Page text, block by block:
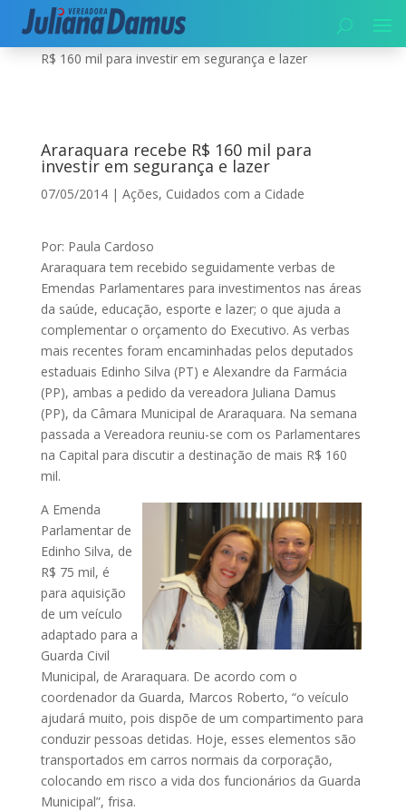
Início|Cuidados com a Cidade
Araraquara recebe
R$ 160 mil para investir em segurança e lazer
Araraquara recebe R$ 160 mil para
investir em segurança e lazer
07/05/2014| Ações, Cuidados com a Cidade
Por: Paula Cardoso
Araraquara tem recebido seguidamente verbas de
Emendas Parlamentares para investimentos nas áreas
da saúde, educação, esporte e lazer; o que ajuda a
complementar o orçamento do Executivo. As verbas
mais recentes foram encaminhadas pelos deputados
estaduais Edinho Silva (PT) e Alexandre da Farmácia
(PP), ambas a pedido da vereadora Juliana Damus
(PP), da Câmara Municipal de Araraquara. Na semana
passada a Vereadora reuniu-se com os Parlamentares
na Capital para discutir a destinação de mais R$ 160
mil.
A Emenda
Parlamentar de
Edinho Silva, de
R$ 75 mil, é
para aquisição
de um veículo
adaptado para a
Guarda Civil
Municipal, de Araraquara. De acordo com o
coordenador da Guarda, Marcos Roberto, “o veículo
ajudará muito, pois dispõe de um compartimento para
conduzir pessoas detidas. Hoje, esses elementos são
transportados em carros normais da corporação,
colocando em risco a vida dos funcionários da Guarda
Municipal”, frisa.